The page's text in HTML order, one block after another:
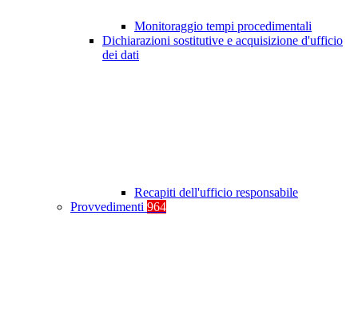
Monitoraggio tempi procedimentali
Dichiarazioni sostitutive e acquisizione d'ufficio
dei dati
Recapiti dell'ufficio responsabile
Provvedimenti 964